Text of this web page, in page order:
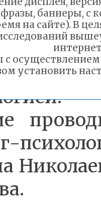
баннеры, с
на сайте). В
с
установить